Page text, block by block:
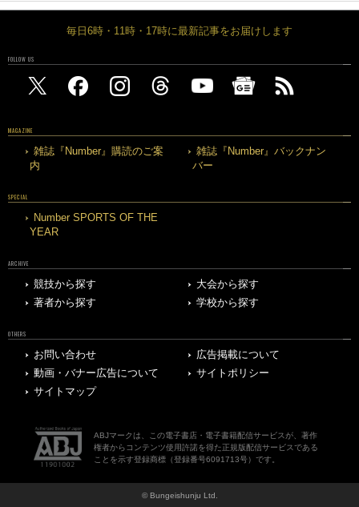
毎日6時・11時・17時に最新記事をお届けします
FOLLOW US
MAGAZINE
雑誌『Number』購読のご案
内
雑誌『Number』バックナン
バー
SPECIAL
Number SPORTS OF THE
YEAR
ARCHIVE
競技から探す
大会から探す
著者から探す
学校から探す
OTHERS
お問い合わせ
広告掲載について
動画・バナー広告について
サイトポリシー
サイトマップ
ABJマークは、この電子書店・電子書籍配信サービスが、著作
権者からコンテンツ使用許諾を得た正規版配信サービスである
ことを示す登録商標（登録番号6091713号）です。
© Bungeishunju Ltd.